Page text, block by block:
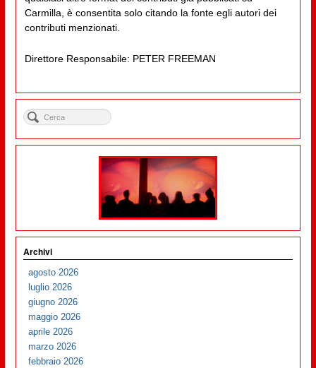
Carmilla, è consentita solo citando la fonte egli autori dei
contributi menzionati.
Direttore Responsabile: PETER FREEMAN
Archivi
agosto 2026
luglio 2026
giugno 2026
maggio 2026
aprile 2026
marzo 2026
febbraio 2026